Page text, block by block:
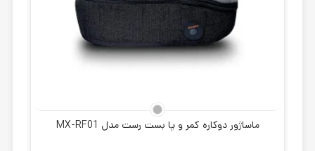
ماساژور دوکاره کمر و پا بست رست مدل MX-RF01